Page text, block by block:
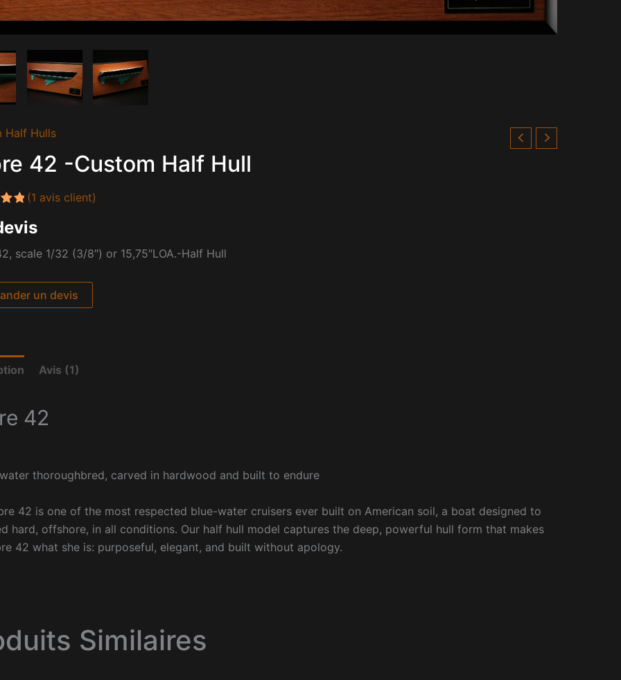
Half Hulls
42 -Custom Half Hull
(1 avis client)
scale 1/32 (3/8″) or 15,75″LOA.-Half Hull
un devis
Avis (1)
42
thoroughbred, carved in hardwood and built to endure
42 is one of the most respected blue-water cruisers ever built on American soil, a boat designed to
hard, offshore, in all conditions. Our half hull model captures the deep, powerful hull form that makes
42 what she is: purposeful, elegant, and built without apology.
Similaires